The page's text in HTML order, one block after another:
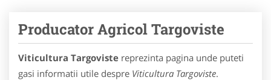
Producator Agricol Targoviste
Viticultura Targoviste reprezinta pagina unde puteti
gasi informatii utile despre Viticultura Targoviste.